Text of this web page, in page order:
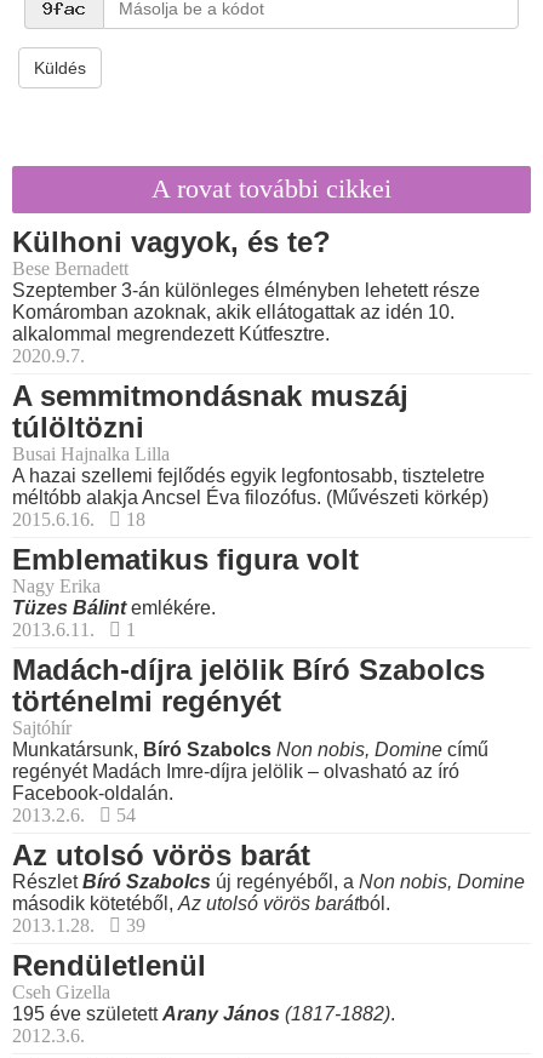
Küldés
A rovat további cikkei
Külhoni vagyok, és te?
Bese Bernadett
Szeptember 3-án különleges élményben lehetett része
Komáromban azoknak, akik ellátogattak az idén 10.
alkalommal megrendezett Kútfesztre.
2020.9.7.
A semmitmondásnak muszáj
túlöltözni
Busai Hajnalka Lilla
A hazai szellemi fejlődés egyik legfontosabb, tiszteletre
méltóbb alakja Ancsel Éva filozófus. (Művészeti körkép)
2015.6.16.
18
Emblematikus figura volt
Nagy Erika
Tüzes Bálintemlékére.
2013.6.11.
1
Madách-díjra jelölik Bíró Szabolcs
történelmi regényét
Sajtóhír
Munkatársunk, Bíró Szabolcs Non nobis, Domine című
regényét Madách Imre-díjra jelölik – olvasható az író
Facebook-oldalán.
2013.2.6.
54
Az utolsó vörös barát
RészletBíró Szabolcs új regényéből, a Non nobis, Domine
második kötetéből, Az utolsó vörös barátból.
2013.1.28.
39
Rendületlenül
Cseh Gizella
195 éve születettArany János (1817-1882).
2012.3.6.